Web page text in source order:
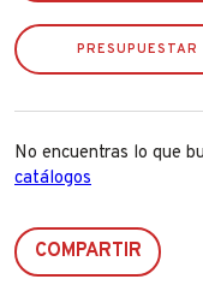
xj
cantidad
PRESUPUESTAR
No encuentras lo que
catálogos
COMPARTIR